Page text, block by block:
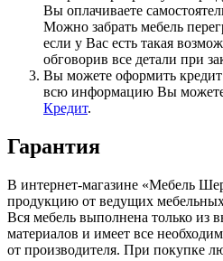
Вы оплачиваете
Можно забрать мебель
если у Вас есть такая
обговорив все детали при
Вы можете оформить
всю информацию Вы можете
Кредит.
Гарантия
В интернет-магазине «Мебель
продукцию от ведущих
Вся мебель выполнена только из
материалов и имеет все
от производителя. При покупке